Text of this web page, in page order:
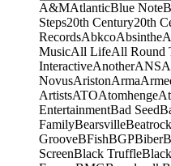
A&MAtlanticBlue Note
Steps20th Century20th
RecordsAbkcoAbsinthe
MusicAll LifeAll Round
InteractiveAnotherANS
NovusAristonArma
ArtistsATOAtomhenge
EntertainmentBad Seed
FamilyBearsville
GrooveBFishBGPBiber
ScreenBlack Truffle